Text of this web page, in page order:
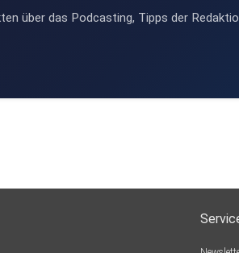
über das Podcasting, Tipps der